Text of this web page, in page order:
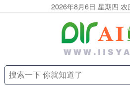
2026年8月6日 星期四 农